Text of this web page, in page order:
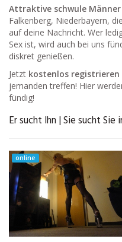
Attraktive schwule Männer
Falkenberg, Niederbayern,
auf deine Nachricht. Wer
Sex ist, wird auch bei uns
diskret genießen.
Jetzt kostenlos registrieren
jemanden treffen! Hier
fündig!
Er sucht Ihn | Sie sucht
online